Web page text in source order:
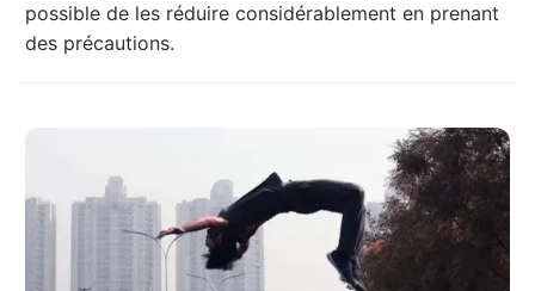
possible de les réduire considérablement en prenant
des précautions.